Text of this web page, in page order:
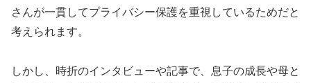
さんが一貫してプライバシー保護を重視しているためだと
考えられます。
しかし、時折のインタビューや記事で、息子の成長や母と